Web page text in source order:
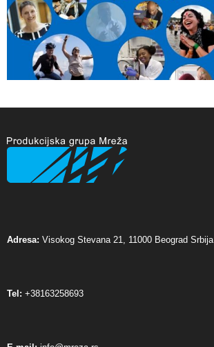
Adresa: Visokog Stevana 21, 11000 Beograd Srbija
Tel: +38163258693